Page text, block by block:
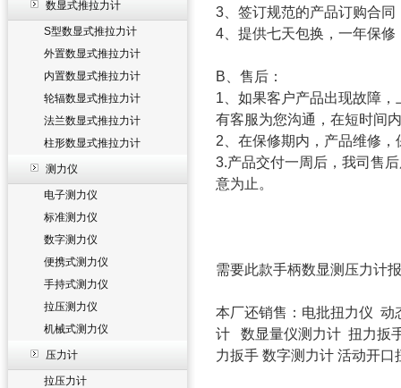
数显式推拉力计
S型数显式推拉力计
外置数显式推拉力计
内置数显式推拉力计
轮辐数显式推拉力计
法兰数显式推拉力计
柱形数显式推拉力计
测力仪
电子测力仪
标准测力仪
数字测力仪
便携式测力仪
手持式测力仪
拉压测力仪
机械式测力仪
压力计
拉压力计
3、签订规范的产品订购合
4、提供七天包换，一年保
B、售后：
1、如果客户产品出现故障
有客服为您沟通，在短时间
2、在保修期内，产品维修
3.产品交付一周后，我司售
意为止。
需要此款手柄数显测压力计
本厂还销售： 电批扭力仪 动
计
数显量仪测力计 扭力扳
力扳手 数字测力计 活动开口